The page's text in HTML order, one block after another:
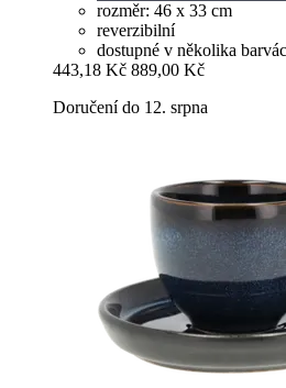
rozměr: 46 x 33 cm
reverzibilní
dostupné v několika
443,18 Kč 889,00 Kč
Doručení do 12. srpna